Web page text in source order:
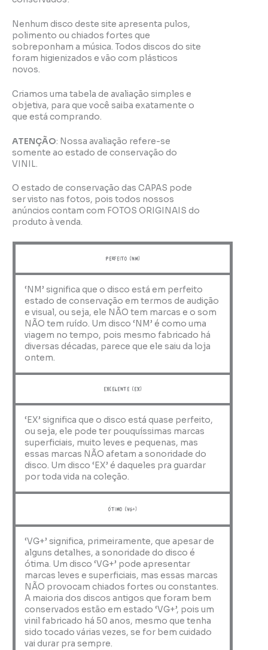
Nenhum disco deste site apresenta pulos,
polimento ou chiados fortes que
sobreponham a música. Todos discos do site
foram higienizados e vão com plásticos
novos.
Criamos uma tabela de avaliação simples e
objetiva, para que você saiba exatamente o
que está comprando.
ATENÇÃO: Nossa avaliação refere-se
somente ao estado de conservação do
VINIL.
O estado de conservação das CAPAS pode
ser visto nas fotos, pois todos nossos
anúncios contam com FOTOS ORIGINAIS do
produto à venda.
perfeito (NM)
‘NM’ significa que o disco está em perfeito
estado de conservação em termos de audição
e visual, ou seja, ele NÃO tem marcas e o som
NÃO tem ruído. Um disco ‘NM’ é como uma
viagem no tempo, pois mesmo fabricado há
diversas décadas, parece que ele saiu da loja
ontem.
Excelente (EX)
‘EX’ significa que o disco está quase perfeito,
ou seja, ele pode ter pouquíssimas marcas
superficiais, muito leves e pequenas, mas
essas marcas NÃO afetam a sonoridade do
disco. Um disco ‘EX’ é daqueles pra guardar
por toda vida na coleção.
ótimo (VG+)
‘VG+’ significa, primeiramente, que apesar de
alguns detalhes, a sonoridade do disco é
ótima. Um disco ‘VG+’ pode apresentar
marcas leves e superficiais, mas essas marcas
NÃO provocam chiados fortes ou constantes.
A maioria dos discos antigos que foram bem
conservados estão em estado ‘VG+’, pois um
vinil fabricado há 50 anos, mesmo que tenha
sido tocado várias vezes, se for bem cuidado
vai durar pra sempre.